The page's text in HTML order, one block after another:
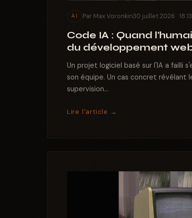
AI Par Max Voronkin30 juillet 2026 · 18:13
Code IA : Quand
du développement
Un projet logiciel basé sur l'IA a failli
son équipe. Un cas concret révélant
supervision...
Lire l'article →